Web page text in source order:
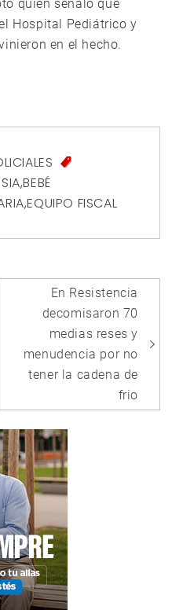
quien señaló que
Hospital Pediátrico y
en el hecho.
,BEBÉ
,EQUIPO FISCAL
En Resistencia
decomisaron 70
medias reses y
menudencia por no
tener la cadena de
frio